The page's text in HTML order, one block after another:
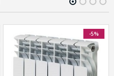
-5%